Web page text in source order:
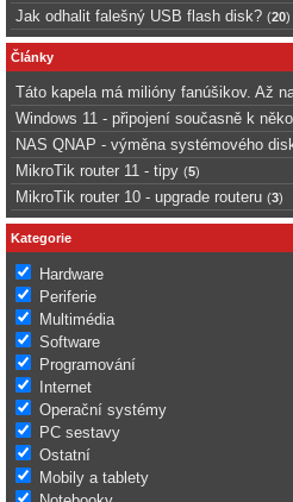
Jak odhalit falešný USB flash disk? (20)
Články
Táto kapela má milióny fanúšikov. Až
Windows 11 - připojení současně k
NAS QNAP - výměna systémového
MikroTik router 11 - tipy (5)
MikroTik router 10 - upgrade routeru (3)
Kategorie
Hardware
Periferie
Multimédia
Software
Programování
Internet
Operační systémy
PC sestavy
Ostatní
Mobily a tablety